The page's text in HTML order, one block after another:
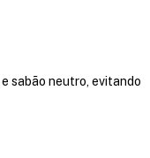
sabão neutro, evitando